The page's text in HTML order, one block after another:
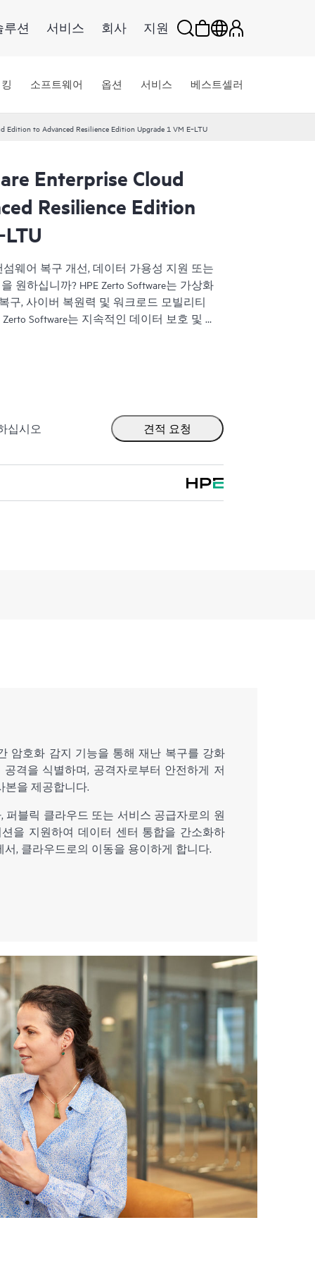
루션 서비스 회사 지원
소프트웨어 옵션 서비스 베스트셀러
Edition to Advanced Resilience Edition Upgrade 1 VM E‑LTU
Enterprise Cloud
Resilience Edition
웨어 복구 개선, 데이터 가용성 지원 또는
원하십니까? HPE Zerto Software는 가상화
구, 사이버 복원력 및 워크로드 모빌리티
Software는 지속적인 데이터 보호 및 복
서 애플리케이션과 데이터를 원활하게
다.
십시오 견적 요청
암호화 감지 기능을 통해 재난 복구를 강화
격을 식별하며, 공격자로부터 안전하게 저
본을 제공합니다.
퍼블릭 클라우드 또는 서비스 공급자로의 원
을 지원하여 데이터 센터 통합을 간소화하
, 클라우드로의 이동을 용이하게 합니다.